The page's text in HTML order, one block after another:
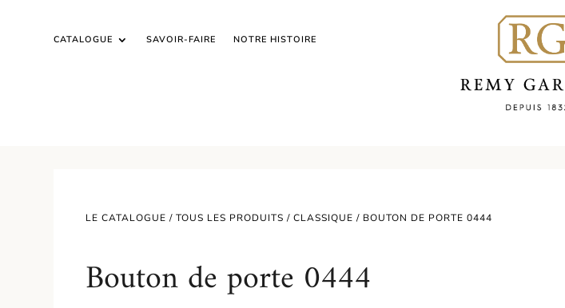
CATALOGUE SAVOIR-FAIRE NOTRE HISTOIRE
LE CATALOGUE /TOUS LES PRODUITS /CLASSIQUE / BOUTON DE PORTE 0444
Bouton de porte 0444